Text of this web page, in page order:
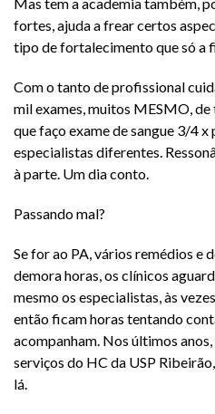
Mas tem a academia também,
fortes, ajuda a frear certos
tipo de fortalecimento que só a
Com o tanto de profissional
mil exames, muitos MESMO,
que faço exame de sangue 3/4 x
especialistas diferentes.
à parte. Um dia conto.
Passando mal?
Se for ao PA, vários remédios e
demora horas, os clínicos
mesmo os especialistas, às
então ficam horas tentando
acompanham. Nos últimos
serviços do HC da USP
lá.